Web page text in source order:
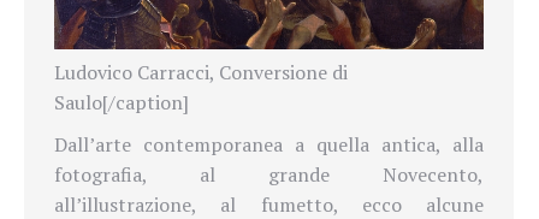
Ludovico Carracci, Conversione di
Saulo[/caption]
Dall’arte contemporanea a quella antica, alla
fotografia, al grande Novecento,
all’illustrazione, al fumetto, ecco alcune